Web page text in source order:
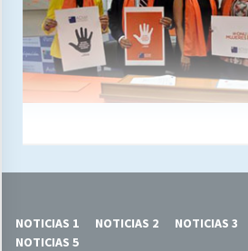
NOTICIAS 1 NOTICIAS 2 NOTICIAS 3
NOTICIAS 5